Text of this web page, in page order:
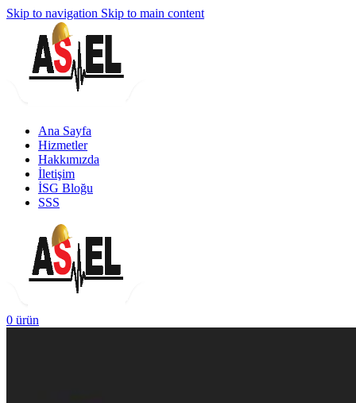
Skip to navigation Skip to main content
Ana Sayfa
Hizmetler
Hakkımızda
İletişim
İSG Bloğu
SSS
0 ürün